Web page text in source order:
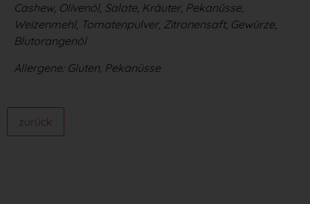
Cashew, Olivenöl, Salate, Kräuter, Pekanüsse,
Weizenmehl, Tomatenpulver, Zitronensaft, Gewürze,
Blutorangenöl
Allergene: Gluten, Pekanüsse